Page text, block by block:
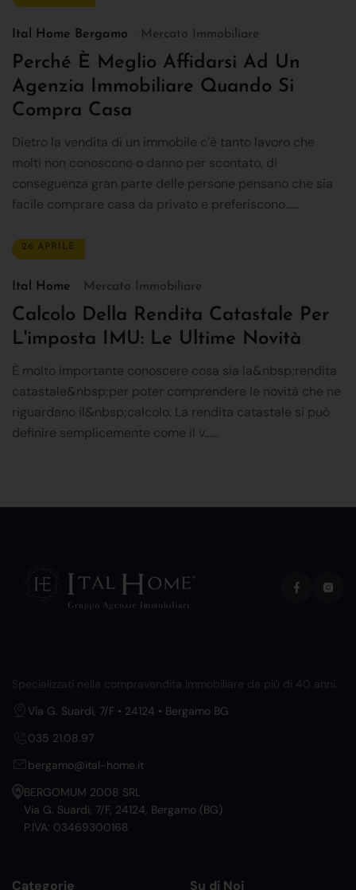
Ital Home Bergamo Mercato Immobiliare
Perché È Meglio Affidarsi Ad Un
Agenzia Immobiliare Quando Si
Compra Casa
Dietro la vendita di un immobile c’è tanto lavoro che
molti non conoscono o danno per scontato, di
conseguenza gran parte delle persone pensano che sia
facile comprare casa da privato e preferiscono......
26 APRILE
Ital Home Mercato Immobiliare
Calcolo Della Rendita Catastale Per
L'imposta IMU: Le Ultime Novità
È molto importante conoscere cosa sia la&nbsp;rendita
catastale&nbsp;per poter comprendere le novità che ne
riguardano il&nbsp;calcolo. La rendita catastale si può
definire semplicemente come il v......
Specializzati nella compravendita immobiliare da più di 40 anni.
Via G. Suardi, 7/F • 24124 • Bergamo BG
035 21.08.97
bergamo@ital-home.it
BERGOMUM 2008 SRL
Via G. Suardi, 7/F, 24124, Bergamo (BG)
P.IVA: 03469300168
Categorie Su di Noi